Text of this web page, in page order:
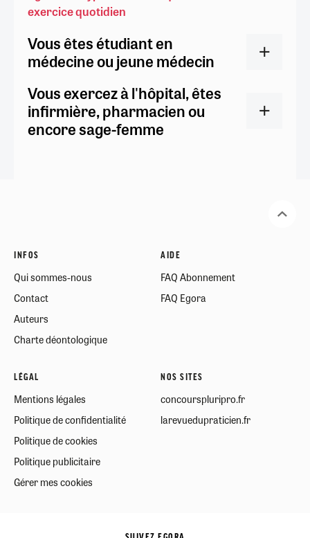
exercice quotidien
Vous êtes étudiant en
médecine ou jeune médecin
Vous exercez à l'hôpital, êtes
infirmière, pharmacien ou
encore sage-femme
INFOS
Qui sommes-nous
Contact
Auteurs
Charte déontologique
AIDE
FAQ Abonnement
FAQ Egora
LÉGAL
Mentions légales
Politique de confidentialité
Politique de cookies
Politique publicitaire
Gérer mes cookies
NOS SITES
concourspluripro.fr
larevuedupraticien.fr